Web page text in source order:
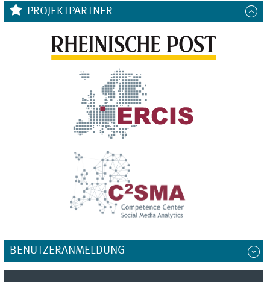
PROJEKTPARTNER
BENUTZERANMELDUNG